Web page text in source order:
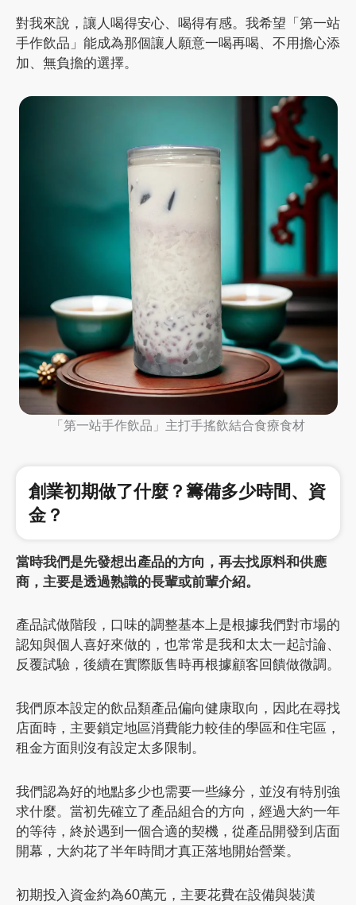
對我來說，讓人喝得安心、喝得有感。我希望「第一站
手作飲品」能成為那個讓人願意一喝再喝、不用擔心添
加、無負擔的選擇。
「第一站手作飲品」主打手搖飲結合食療食材
創業初期做了什麼？籌備多少時間、資
金？
當時我們是先發想出產品的方向，再去找原料和供應
商，主要是透過熟識的長輩或前輩介紹。
產品試做階段，口味的調整基本上是根據我們對市場的
認知與個人喜好來做的，也常常是我和太太一起討論、
反覆試驗，後續在實際販售時再根據顧客回饋做微調。
我們原本設定的飲品類產品偏向健康取向，因此在尋找
店面時，主要鎖定地區消費能力較佳的學區和住宅區，
租金方面則沒有設定太多限制。
我們認為好的地點多少也需要一些緣分，並沒有特別強
求什麼。當初先確立了產品組合的方向，經過大約一年
的等待，終於遇到一個合適的契機，從產品開發到店面
開幕，大約花了半年時間才真正落地開始營業。
初期投入資金約為60萬元，主要花費在設備與裝潢